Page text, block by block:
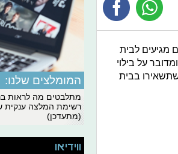
מגיעים לבית
על בילוי
בבית
המומלצים שלנו:
מתלבטים מה לראות
רשימת המלצה ענקית
(מתעדכן)
ווידיאו